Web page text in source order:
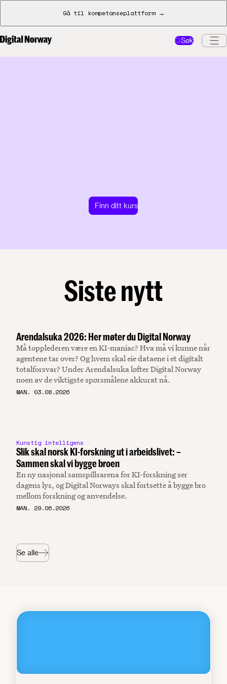
Gå til kompetanseplattform →
Søk
Finn ditt kurs
Siste nytt
Arendalsuka 2026: Her møter du Digital Norway
Må topplederen være en KI-maniac? Hva må vi kunne når
agentene tar over? Og hvem skal eie dataene i et digitalt
totalforsvar? Under Arendalsuka løfter Digital Norway
noen av de viktigste spørsmålene akkurat nå.
MAN. 03.08.2026
Kunstig intelligens
Slik skal norsk KI-forskning ut i arbeidslivet: –
Sammen skal vi bygge broen
En ny nasjonal samspillsarena for KI-forskning ser
dagens lys, og Digital Norways skal fortsette å bygge bro
mellom forskning og anvendelse.
MAN. 29.06.2026
Se alle